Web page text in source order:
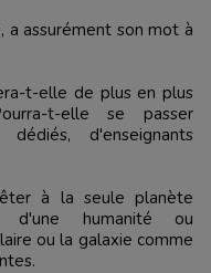
a assurément son mot à
t-elle de plus en plus
t-elle se passer
dédiés, d'enseignants
à la seule planète
d'une humanité ou
ou la galaxie comme